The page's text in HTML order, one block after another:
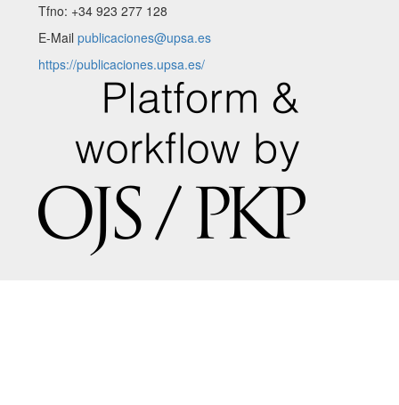
Tfno: +34 923 277 128
E-Mail publicaciones@upsa.es
https://publicaciones.upsa.es/